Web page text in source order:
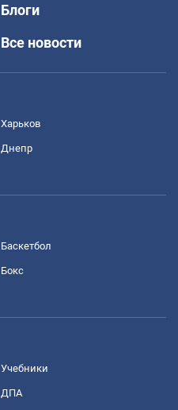
Блоги
Все новости
Харьков
Днепр
Баскетбол
Бокс
Учебники
ДПА